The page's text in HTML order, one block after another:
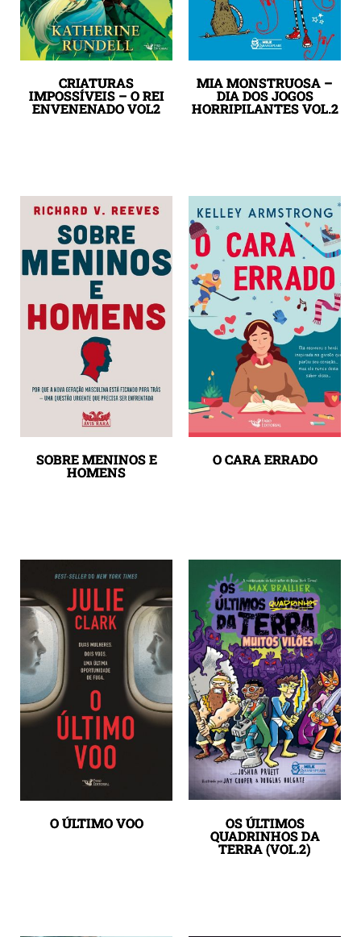
CRIATURAS
IMPOSSÍVEIS – O REI
ENVENENADO VOL2
MIA MONSTRUOSA –
DIA DOS JOGOS
HORRIPILANTES VOL.2
SOBRE MENINOS E
HOMENS
O CARA ERRADO
O ÚLTIMO VOO OS ÚLTIMOS
QUADRINHOS DA
TERRA (VOL.2)